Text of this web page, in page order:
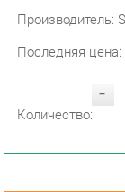
Последняя цена:
-